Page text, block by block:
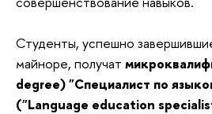
Студенты, успешно
майноре, получат
degree) "Специалист по
("Language education